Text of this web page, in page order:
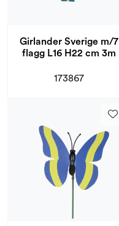
Girlander Sverige m/7
flagg L16 H22 cm 3m
173867